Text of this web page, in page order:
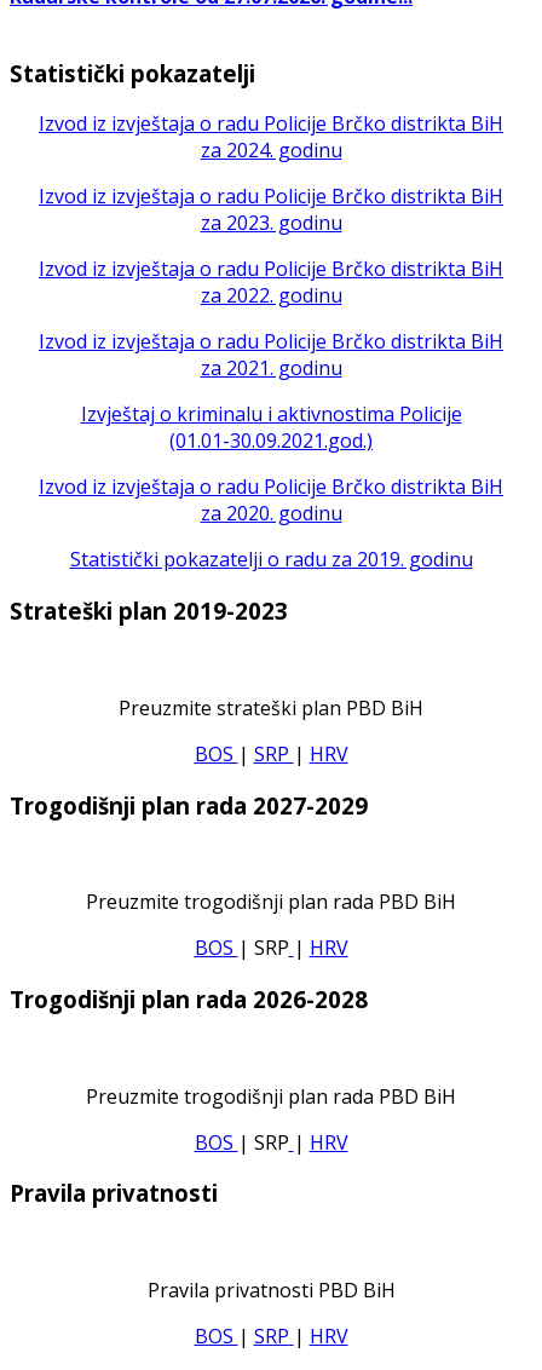
Statistički pokazatelji
Izvod iz izvještaja o radu Policije Brčko distrikta BiH
za 2024. godinu
Izvod iz izvještaja o radu Policije Brčko distrikta BiH
za 2023. godinu
Izvod iz izvještaja o radu Policije Brčko distrikta BiH
za 2022. godinu
Izvod iz izvještaja o radu Policije Brčko distrikta BiH
za 2021. godinu
Izvještaj o kriminalu i aktivnostima Policije
(01.01-30.09.2021.god.)
Izvod iz izvještaja o radu Policije Brčko distrikta BiH
za 2020. godinu
Statistički pokazatelji o radu za 2019. godinu
Strateški plan 2019-2023
Preuzmite strateški plan PBD BiH
BOS | SRP | HRV
Trogodišnji plan rada 2027-2029
Preuzmite trogodišnji plan rada PBD BiH
BOS | SRP | HRV
Trogodišnji plan rada 2026-2028
Preuzmite trogodišnji plan rada PBD BiH
BOS | SRP | HRV
Pravila privatnosti
Pravila privatnosti PBD BiH
BOS | SRP | HRV